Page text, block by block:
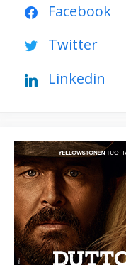
Facebook
Twitter
Linkedin